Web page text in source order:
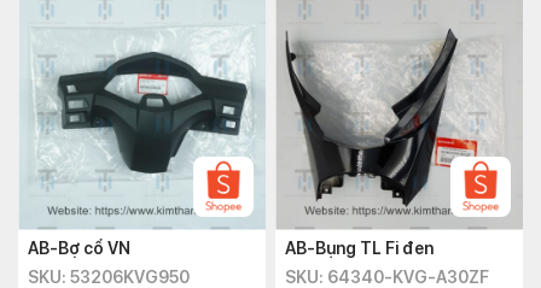
AB-Bợ cổ VN
SKU: 53206KVG950
AB-Bụng TL Fi đen
SKU: 64340-KVG-A30ZF